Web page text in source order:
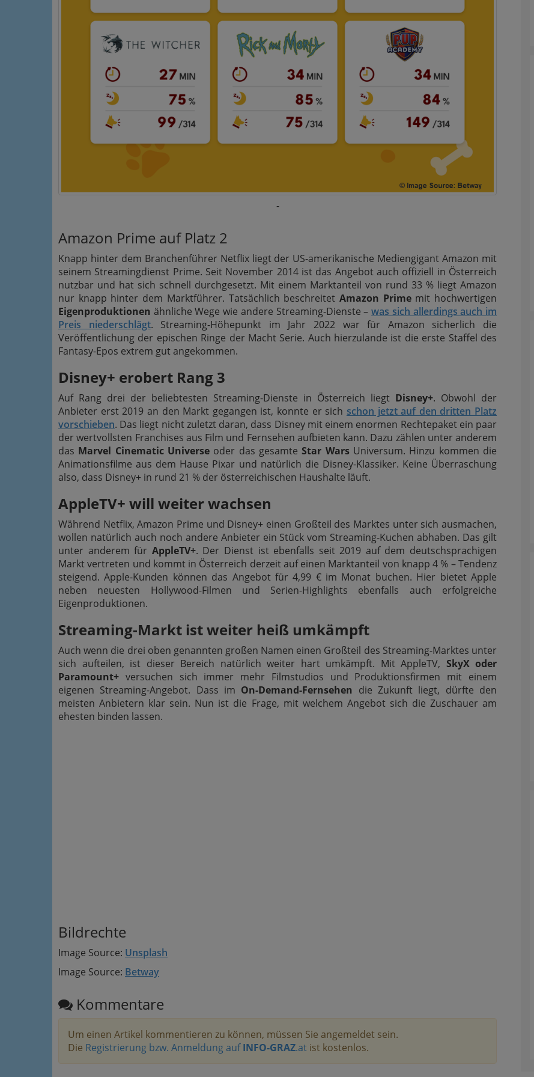
-
Amazon Prime auf Platz 2
Knapp hinter dem Branchenführer Netflix liegt der US-amerikanische Mediengigant Amazon mit
seinem Streamingdienst Prime. Seit November 2014 ist das Angebot auch offiziell in Österreich
nutzbar und hat sich schnell durchgesetzt. Mit einem Marktanteil von rund 33 % liegt Amazon
nur knapp hinter dem Marktführer. Tatsächlich beschreitet Amazon Primemit hochwertigen
Eigenproduktionen ähnliche Wege wie andere Streaming-Dienste –was sich allerdings auch im
Preis niederschlägt. Streaming-Höhepunkt im Jahr 2022 war für Amazon sicherlich die
Veröffentlichung der epischen Ringe der Macht Serie. Auch hierzulande ist die erste Staffel des
Fantasy-Epos extrem gut angekommen.
Disney+ erobert Rang 3
Auf Rang drei der beliebtesten Streaming-Dienste in Österreich liegt Disney+. Obwohl der
Anbieter erst 2019 an den Markt gegangen ist, konnte er sich schon jetzt auf den dritten Platz
vorschieben. Das liegt nicht zuletzt daran, dass Disney mit einem enormen Rechtepaket ein paar
der wertvollsten Franchises aus Film und Fernsehen aufbieten kann. Dazu zählen unter anderem
das Marvel Cinematic Universe oder das gesamteStar WarsUniversum. Hinzu kommen die
Animationsfilme aus dem Hause Pixar und natürlich die Disney-Klassiker. Keine Überraschung
also, dass Disney+ in rund 21 % der österreichischen Haushalte läuft.
AppleTV+ will weiter wachsen
Während Netflix, Amazon Prime und Disney+ einen Großteil des Marktes unter sich ausmachen,
wollen natürlich auch noch andere Anbieter ein Stück vom Streaming-Kuchen abhaben. Das gilt
unter anderem für AppleTV+. Der Dienst ist ebenfalls seit 2019 auf dem deutschsprachigen
Markt vertreten und kommt in Österreich derzeit auf einen Marktanteil von knapp 4 % – Tendenz
steigend. Apple-Kunden können das Angebot für 4,99 € im Monat buchen. Hier bietet Apple
neben neuesten Hollywood-Filmen und Serien-Highlights ebenfalls auch erfolgreiche
Eigenproduktionen.
Streaming-Markt ist weiter heiß umkämpft
Auch wenn die drei oben genannten großen Namen einen Großteil des Streaming-Marktes unter
sich aufteilen, ist dieser Bereich natürlich weiter hart umkämpft. Mit AppleTV, SkyX oder
Paramount+ versuchen sich immer mehr Filmstudios und Produktionsfirmen mit einem
eigenen Streaming-Angebot. Dass im On-Demand-Fernsehen die Zukunft liegt, dürfte den
meisten Anbietern klar sein. Nun ist die Frage, mit welchem Angebot sich die Zuschauer am
ehesten binden lassen.
Bildrechte
Image Source: Unsplash
Image Source: Betway
Kommentare
Um einen Artikel kommentieren zu können, müssen Sie angemeldet sein.
Die Registrierung bzw. Anmeldung aufINFO-GRAZ.at ist kostenlos.